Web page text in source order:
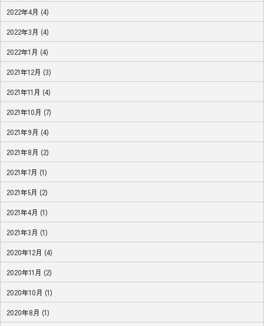
2022年4月 (4)
2022年3月 (4)
2022年1月 (4)
2021年12月 (3)
2021年11月 (4)
2021年10月 (7)
2021年9月 (4)
2021年8月 (2)
2021年7月 (1)
2021年5月 (2)
2021年4月 (1)
2021年3月 (1)
2020年12月 (4)
2020年11月 (2)
2020年10月 (1)
2020年8月 (1)